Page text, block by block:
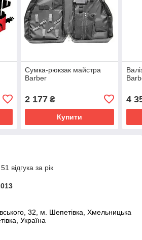
Сумка-рюкзак майстра
Barber
2 177₴
Купити
4
відгука за рік
32, м. Шепетівка, Хмельницька
Україна